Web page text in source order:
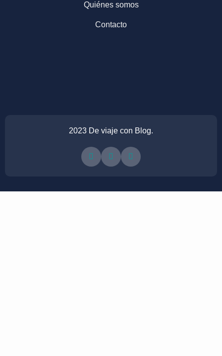
Quiénes somos
Contacto
2023 De viaje con Blog.